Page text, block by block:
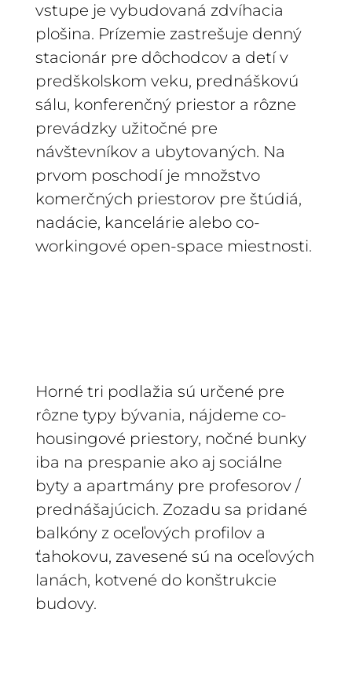
vstupe je vybudovaná zdvíhacia
plošina. Prízemie zastrešuje denný
stacionár pre dôchodcov a detí v
predškolskom veku, prednáškovú
sálu, konferenčný priestor a rôzne
prevádzky užitočné pre
návštevníkov a ubytovaných. Na
prvom poschodí je množstvo
komerčných priestorov pre štúdiá,
nadácie, kancelárie alebo co-
workingové open-space miestnosti.
Horné tri podlažia sú určené pre
rôzne typy bývania, nájdeme co-
housingové priestory, nočné bunky
iba na prespanie ako aj sociálne
byty a apartmány pre profesorov /
prednášajúcich. Zozadu sa pridané
balkóny z oceľových profilov a
ťahokovu, zavesené sú na oceľových
lanách, kotvené do konštrukcie
budovy.